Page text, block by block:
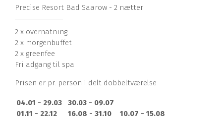
Precise Resort Bad Saarow - 2 nætter
2 x overnatning
2 x morgenbuffet
2 x greenfee
Fri adgang til spa
Prisen er pr. person i delt dobbeltværelse
04.01 - 29.03
01.11 - 22.12
30.03 - 09.07
16.08 - 31.10
10.07 - 15.08